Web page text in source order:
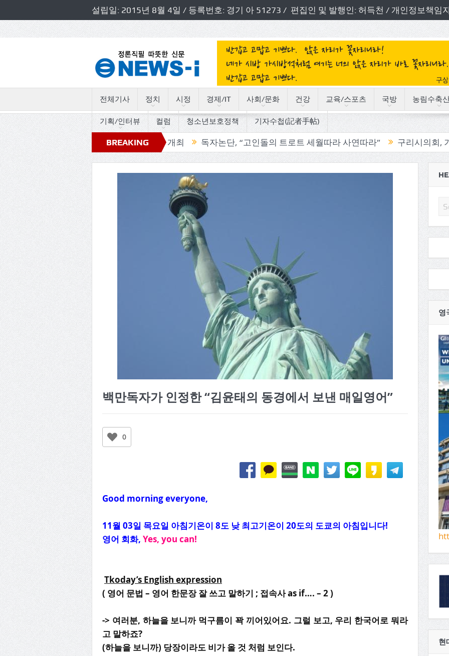
설립일: 2015년 8월 4일 / 등록번호: 경기 아 51273 / 편집인 및 발행인: 허득천 / 개인정보책임
전체기사 정치 시정 경제/IT 사회/문화 건강 교육/스포츠 국방 농림수축
기획/인터뷰 컬럼 청소년보호정책 기자수첩(記者手帖)
BREAKING
NEWS
기도의원 초청 소방정책간담회 개최 독자논단, “고인돌의 트로트 세월따라 사연따라” 구리시의회, 기관단체 방
백만독자가 인정한 “김윤태의 동경에서 보낸 매일영어”
0
Good morning everyone,
11월 03일 목요일 아침기온이 8도 낮 최고기온이 20도의 도쿄의 아침입니다!
영어 회화, Yes, you can!
Tkoday’s English expression
( 영어 문법 – 영어 한문장 잘 쓰고 말하기 ; 접속사 as if…. – 2)
-> 여러분, 하늘을 보니까 먹구름이 꽉 끼어있어요. 그럴 보고, 우리 한국어로 뭐라
고 말하죠?
(하늘을 보니까) 당장이라도 비가 올 것 처럼 보인다.
영
현